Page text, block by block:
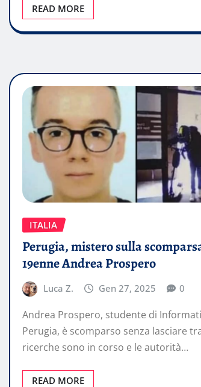
READ MORE
ITALIA
Perugia, mistero sulla
19enne Andrea Prospero
Luca Z. Gen 27, 2025 0
Andrea Prospero, studente di
Perugia, è scomparso senza lasciare
ricerche sono in corso e le autorità…
READ MORE